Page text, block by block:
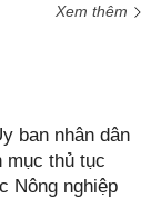
Xem thêm
ban nhân dân
mục thủ tục
Nông nghiệp